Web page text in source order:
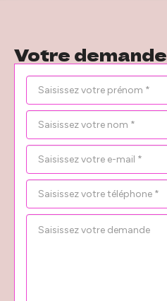
Votre demande